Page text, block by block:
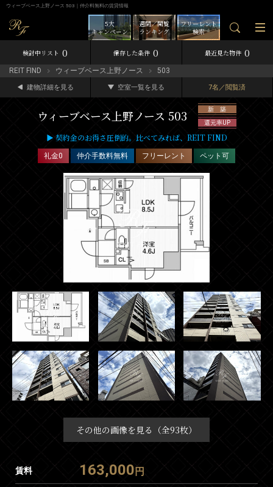
ウィーブベース上野ノース 503｜仲介料無料の賃貸情報
フリーレント
検索
週間／閲覧
ランキング
5大
キャンペーン
検討中リスト 0 保存した条件 0 最近見た物件 0
REIT FIND ウィーブベース上野ノース 503
建物詳細を見る 空室一覧を見る 7名／閲覧済
ウィーブベース上野ノース 503
新 築
還元率UP
▶ 契約金のお得さ圧倒的。比べてみれば、REIT FIND
礼金0 仲介手数料無料 フリーレント ペット可
その他の画像を見る（全93枚）
賃料 163,000 円